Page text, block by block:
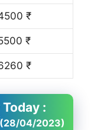
₹
₹
₹
Today :
(28/04/2023)